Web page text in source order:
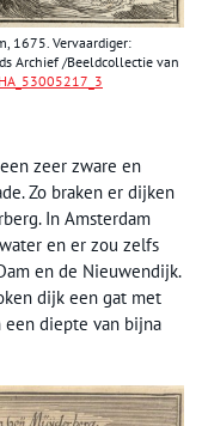
1675. Vervaardiger:
Archief /Beeldcollectie van
zeer zware en
Zo braken er dijken
In Amsterdam
en er zou zelfs
en de Nieuwendijk.
dijk een gat met
diepte van bijna